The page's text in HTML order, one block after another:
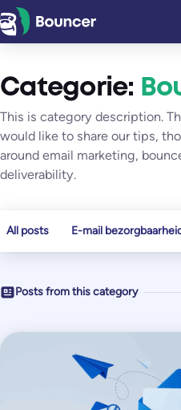
Ga
naar
inhoud
Categorie:
This is category description.
would like to share our tips,
around email marketing,
deliverability.
All posts E-mail
Posts from this category